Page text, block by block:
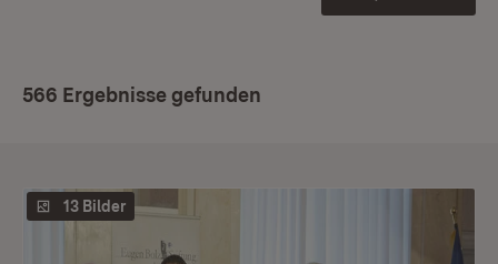
566 Ergebnisse gefunden
13 Bilder